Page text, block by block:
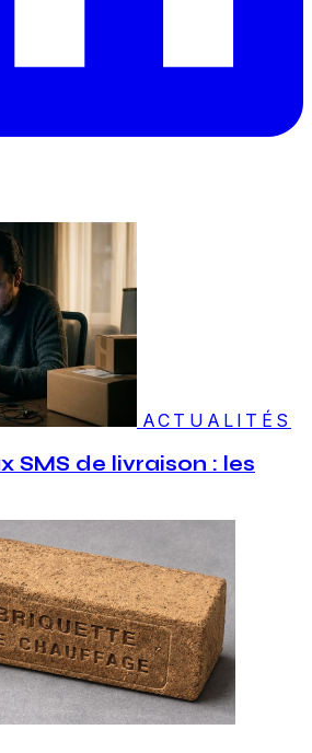
ACTUALITÉS
SMS de livraison : les